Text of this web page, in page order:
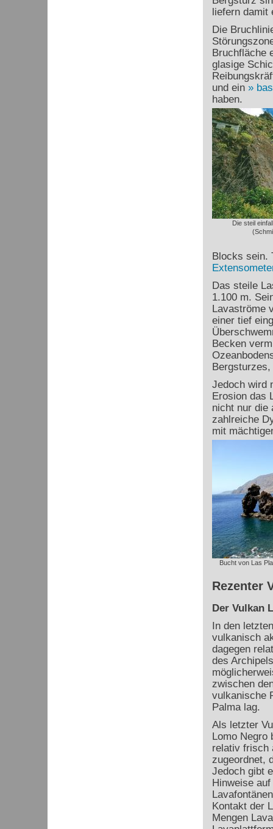
liefern damit
Die
Bruchfläche
glasige
und ein
haben.
Die steil
Blocks sein.
Das steile
1.100 m.
Lavaströme
einer tief
Becken
Jedoch wird
Erosion das
nicht nur die
zahlreiche
mit
Bucht von Las
Rezenter
Der Vulkan
In den
vulkanisch
dagegen
des
zwischen
vulkanische
Palma lag.
Als letzter
Lomo Negro
relativ frisch
zugeordnet,
Jedoch gibt
Hinweise
Kontakt der
Mengen